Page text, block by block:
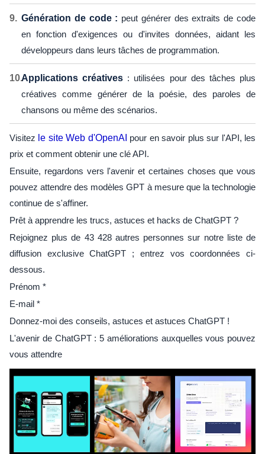
Génération de code : peut générer des extraits de code
en fonction d'exigences ou d'invites données, aidant les
développeurs dans leurs tâches de programmation.
Applications créatives : utilisées pour des tâches plus
créatives comme générer de la poésie, des paroles de
chansons ou même des scénarios.
Visitez le site Web d'OpenAI pour en savoir plus sur l'API, les
prix et comment obtenir une clé API.
Ensuite, regardons vers l'avenir et certaines choses que vous
pouvez attendre des modèles GPT à mesure que la technologie
continue de s'affiner.
Prêt à apprendre les trucs, astuces et hacks de ChatGPT ?
Rejoignez plus de 43 428 autres personnes sur notre liste de
diffusion exclusive ChatGPT ; entrez vos coordonnées ci-
dessous.
Prénom *
E-mail *
Donnez-moi des conseils, astuces et astuces ChatGPT !
L'avenir de ChatGPT : 5 améliorations auxquelles vous pouvez
vous attendre